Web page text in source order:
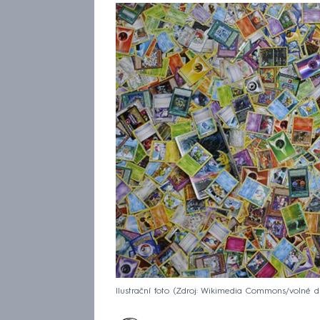
Ilustrační foto Zdroj: Wikimedia Commons/volné